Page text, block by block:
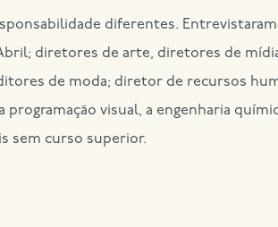
diferentes.
diretores de arte, diretores de
de moda; diretor de recursos
visual, a engenharia
sem curso superior.